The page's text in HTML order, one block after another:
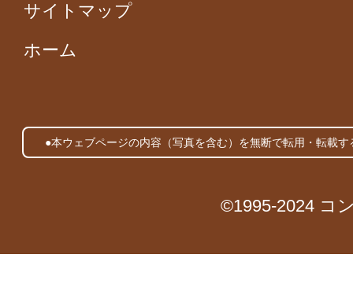
サイトマップ
ホーム
●本ウェブページの内容（写真を含む）を無断で転用・転載
©1995-2024 コ